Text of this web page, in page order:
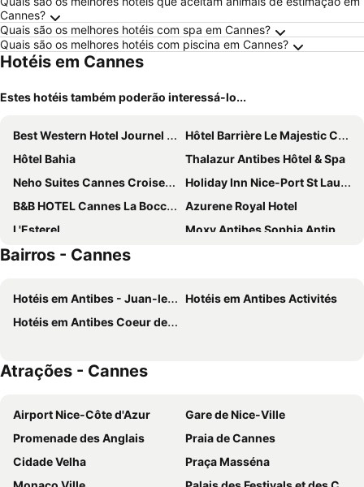
Cannes?
Quais são os melhores hotéis com spa em Cannes?
Quais são os melhores hotéis com piscina em Cannes?
Hotéis em Cannes
Estes hotéis também poderão interessá-lo...
Best Western Hotel Journel Antibes
Hôtel Barrière Le Majestic Cannes
Hôtel Bahia
Thalazur Antibes Hôtel & Spa
Neho Suites Cannes Croisette
Holiday Inn Nice-Port St Laurent by IHG
B&B HOTEL Cannes La Bocca Plage
Azurene Royal Hotel
L'Esterel
Moxy Antibes Sophia Antipolis
Hotel des Victoires by Soniho
Royal Antibes - Luxury Hotel, Résidence, Beach & Spa
Novotel Suites Cannes Centre
ibis Styles Antibes
OKKO Hotels Cannes Centre
The Originals City, Hôtel Galaxie, Nice Aéroport
Radisson Hotel Cannes Seaside
ibis budget Cannes centre ville
Mondrian Cannes
Hôtel Montaigne & Spa
Hôtel Courbet
Bairros - Cannes
Hotéis em Antibes - Juan-les-Pins Balnéaires
Hotéis em Antibes Activités
Hotéis em Antibes Coeur de Ville
Atrações - Cannes
Airport Nice-Côte d'Azur
Gare de Nice-Ville
Promenade des Anglais
Praia de Cannes
Cidade Velha
Praça Masséna